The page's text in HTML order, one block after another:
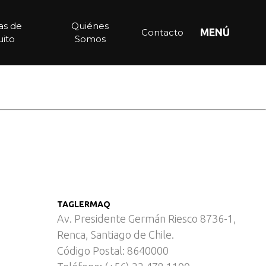
de
Quiénes
Somos
Contacto MENÚ
TAGLERMAQ
Av. Presidente Germán Riesco 8736-1,
Renca, Santiago de Chile.
Código Postal: 8640000